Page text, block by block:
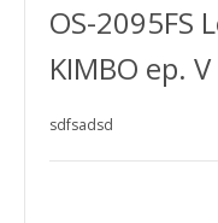
OS-2095FS
KIMBO ep. V
sdfsadsd